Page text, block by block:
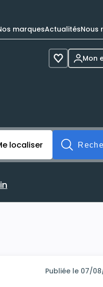
marquesActualitésNous
Voir les
Mon
soumission du
localiser
profil Linkedin
Publiée le 07/